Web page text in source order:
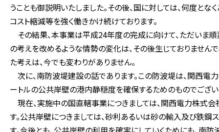
うことも御説明いたしました。その後、国に対しては、何度と
コスト縮減等を強く働きかけ続けております。
その結果、本事業は平成24年度の完成に向けて、ただいま
の考えを改めるような情勢の変化は、その後生じておりませ
た考えは、今でも変わりがありません。
次に、南防波堤建設の話であります。この防波堤は、関西
ートルの公共岸壁の港内静穏度を確保するためのものでござい
現在、実施中の国直轄事業につきましては、関西電力株式
す。公共岸壁につきましては、砂利あるいは砂の輸入及び鉄